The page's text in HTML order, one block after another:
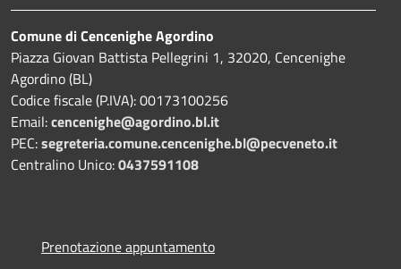
Comune di Cencenighe Agordino
Piazza Giovan Battista Pellegrini 1, 32020, Cencenighe
Agordino (BL)
Codice fiscale (P.IVA): 00173100256
Email:cencenighe@agordino.bl.it
PEC:segreteria.comune.cencenighe.bl@pecveneto.it
Centralino Unico:0437591108
Prenotazione appuntamento